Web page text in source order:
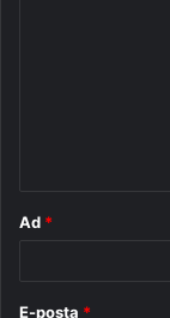
Ad *
E-posta *